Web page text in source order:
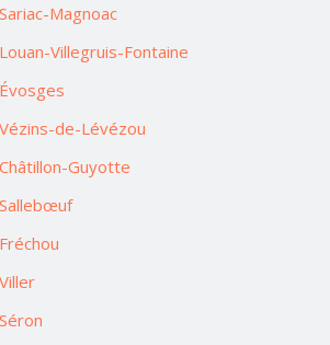
Magnoac
Villegruis-Fontaine
de-Lévézou
Guyotte